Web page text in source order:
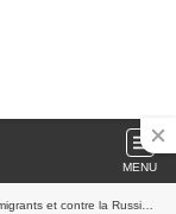
MENU
et contre la Russie (WSWS)